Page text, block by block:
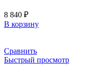
8 840 ₽
В корзину
Сравнить
Быстрый просмотр